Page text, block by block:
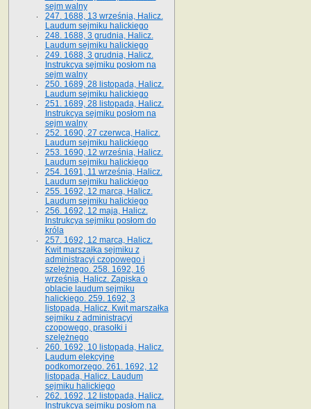
sejm walny
247. 1688, 13 września, Halicz.
Laudum sejmiku halickiego
248. 1688, 3 grudnia, Halicz.
Laudum sejmiku halickiego
249. 1688, 3 grudnia, Halicz.
Instrukcya sejmiku posłom na
sejm walny
250. 1689, 28 listopada, Halicz.
Laudum sejmiku halickiego
251. 1689, 28 listopada, Halicz.
Instrukcya sejmiku posłom na
sejm walny
252. 1690, 27 czerwca, Halicz.
Laudum sejmiku halickiego
253. 1690, 12 września, Halicz.
Laudum sejmiku halickiego
254. 1691, 11 września, Halicz.
Laudum sejmiku halickiego
255. 1692, 12 marca, Halicz.
Laudum sejmiku halickiego
256. 1692, 12 maja, Halicz.
Instrukcya sejmiku posłom do
króla
257. 1692, 12 marca, Halicz.
Kwit marszałka sejmiku z
administracyi czopowego i
szelężnego. 258. 1692, 16
września, Halicz. Zapiska o
oblacie laudum sejmiku
halickiego. 259. 1692, 3
listopada, Halicz. Kwit marszałka
sejmiku z administracyi
czopowego, prasołki i
szelężnego
260. 1692, 10 listopada, Halicz.
Laudum elekcyjne
podkomorzego. 261. 1692, 12
listopada, Halicz. Laudum
sejmiku halickiego
262. 1692, 12 listopada, Halicz.
Instrukcya sejmiku posłom na